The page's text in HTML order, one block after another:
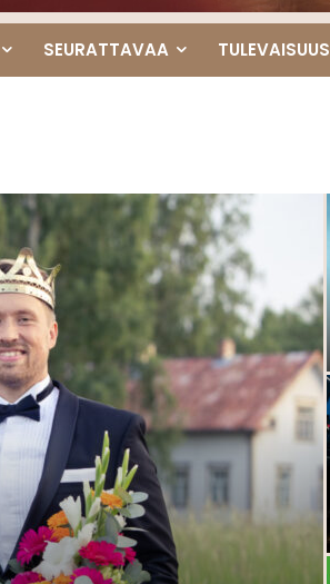
SEURATTAVAA TULEVAISUUS